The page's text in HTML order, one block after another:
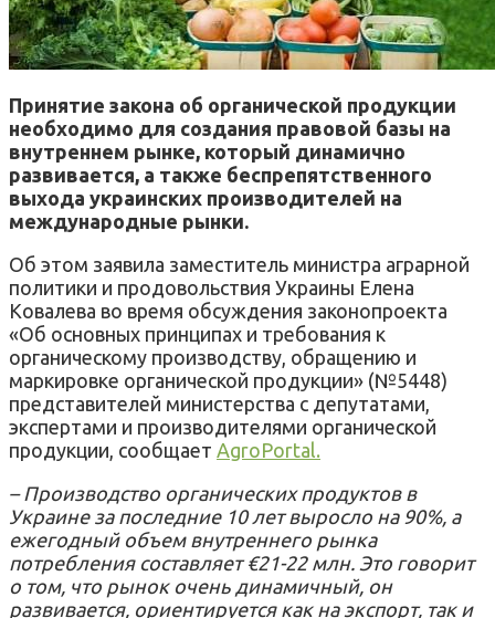
Принятие закона об органической продукции
необходимо для создания правовой базы на
внутреннем рынке, который динамично
развивается, а также беспрепятственного
выхода украинских производителей на
международные рынки.
Об этом заявила заместитель министра аграрной
политики и продовольствия Украины Елена
Ковалева во время обсуждения законопроекта
«Об основных принципах и требования к
органическому производству, обращению и
маркировке органической продукции» (№5448)
представителей министерства с депутатами,
экспертами и производителями органической
продукции, сообщает AgroPortal.
– Производство органических продуктов в
Украине за последние 10 лет выросло на 90%, а
ежегодный объем внутреннего рынка
потребления составляет €21-22 млн. Это говорит
о том, что рынок очень динамичный, он
развивается, ориентируется как на экспорт, так и